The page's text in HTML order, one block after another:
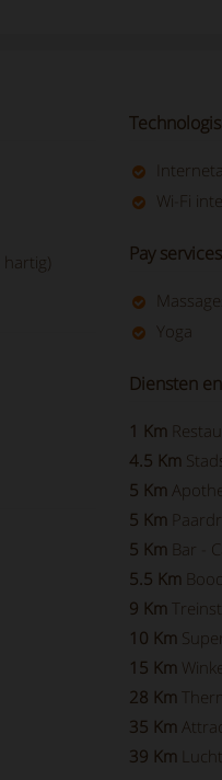
Wi-Fi
Pay
Yoga
Diensten
1 Km
4.5 Km
5 Km
5 Km
5 Km Bar -
5.5 Km
9 Km
10 Km
15 Km
28 Km
35 Km
39 Km